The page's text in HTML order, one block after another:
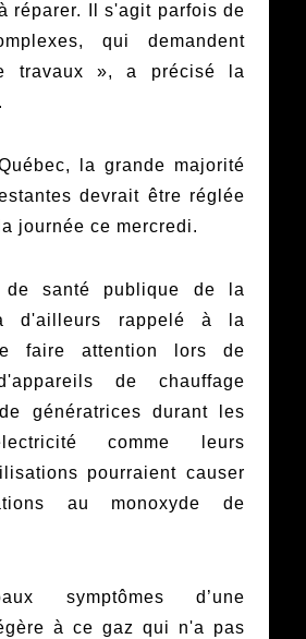
réparer. Il s'agit parfois de
qui demandent
travaux », a précisé la
la grande majorité
devrait être réglée
journée ce mercredi.
de santé publique de la
d'ailleurs rappelé à la
faire attention lors de
de chauffage
génératrices durant les
comme leurs
pourraient causer
au monoxyde de
symptômes d’une
à ce gaz qui n'a pas